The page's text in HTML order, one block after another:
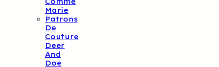
Marie
Patrons
De
Couture
Deer
And
Doe